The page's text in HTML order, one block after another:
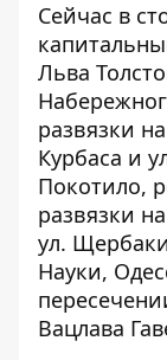
Сейчас в
Льва
развязки
Курбаса и
Покотило,
развязки
ул.
Науки,
Вацлава